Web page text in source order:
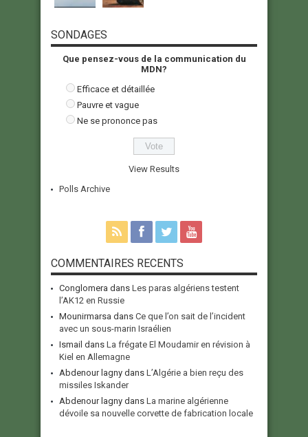
SONDAGES
Que pensez-vous de la communication du
MDN?
Efficace et détaillée
Pauvre et vague
Ne se prononce pas
View Results
Polls Archive
COMMENTAIRES RECENTS
Conglomera dans Les paras algériens testent
l’AK12 en Russie
Mounirmarsa dans Ce que l’on sait de l’incident
avec un sous-marin Israélien
Ismail dans La frégate El Moudamir en révision à
Kiel en Allemagne
Abdenour lagny dans L’Algérie a bien reçu des
missiles Iskander
Abdenour lagny dans La marine algérienne
dévoile sa nouvelle corvette de fabrication locale